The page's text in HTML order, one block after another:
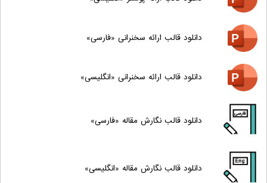
دانلود قالب ارائه سخنرانی «فارسی»
دانلود قالب ارائه سخنرانی «انگلیسی»
دانلود قالب نگارش مقاله «فارسی»
دانلود قالب نگارش مقاله «انگلیسی»